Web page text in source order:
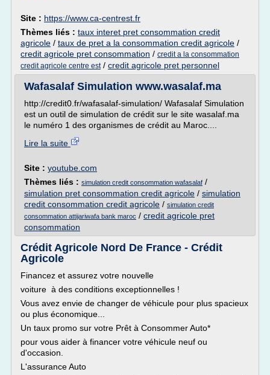
Site : https://www.ca-centrest.fr
Thèmes liés : taux interet pret consommation credit
agricole / taux de pret a la consommation credit agricole /
credit agricole pret consommation / credit a la consommation
credit agricole centre est/ credit agricole pret personnel
Wafasalaf Simulation www.wasalaf.ma
http://credit0.fr/wafasalaf-simulation/ Wafasalaf Simulation
est un outil de simulation de crédit sur le site wasalaf.ma
le numéro 1 des organismes de crédit au Maroc....
Lire la suite
Site : youtube.com
Thèmes liés : simulation credit consommation wafasalaf /
simulation pret consommation credit agricole / simulation
credit consommation credit agricole / simulation credit
consommation attijariwafa bank maroc / credit agricole pret
consommation
Crédit Agricole Nord De France - Crédit
Agricole
Financez et assurez votre nouvelle
voiture à des conditions exceptionnelles !
Vous avez envie de changer de véhicule pour plus spacieux
ou plus économique...
Un taux promo sur votre Prêt à Consommer Auto*
pour vous aider à financer votre véhicule neuf ou
d'occasion.
L'assurance Auto